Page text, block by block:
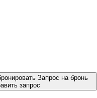
Запрос на бронь
запрос